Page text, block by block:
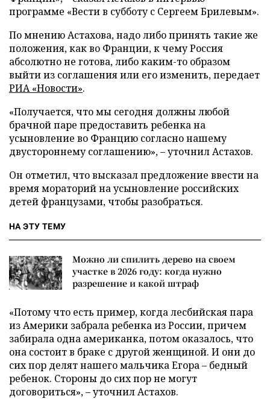
программе «Вести в субботу с Сергеем Брилевым».
По мнению Астахова, надо либо принять такие же
положения, как во Франции, к чему Россия
абсолютно не готова, либо каким-то образом
выйти из соглашения или его изменить, передает
РИА «Новости».
«Получается, что мы сегодня должны любой
брачной паре предоставить ребенка на
усыновление во Францию согласно нашему
двустороннему соглашению», – уточнил Астахов.
Он отметил, что высказал предложение ввести на
время мораторий на усыновление российских
детей французами, чтобы разобраться.
НА ЭТУ ТЕМУ
Можно ли спилить дерево на своем
участке в 2026 году: когда нужно
разрешение и какой штраф
«Потому что есть пример, когда лесбийская пара
из Америки забрала ребенка из России, причем
забирала одна американка, потом оказалось, что
она состоит в браке с другой женщиной. И они до
сих пор делят нашего мальчика Егора – бедный
ребенок. Стороны до сих пор не могут
договориться», – уточнил Астахов.